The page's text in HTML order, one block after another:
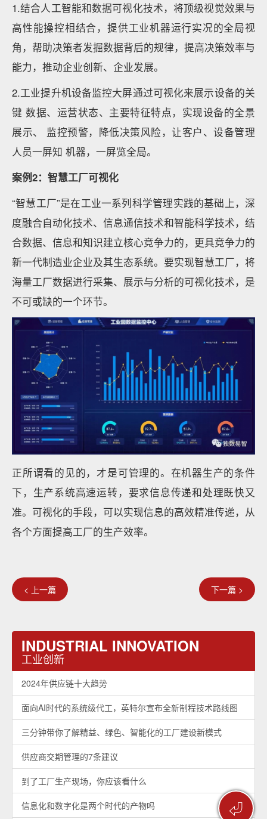
⏎
1.结合人工智能和数据可视化技术，将顶级视觉效果与
高性能操控相结合，提供工业机器运行实况的全局视
角，帮助决策者发掘数据背后的规律，提高决策效率与
能力，推动企业创新、企业发展。
2.工业提升机设备监控⼤屏通过可视化来展示设备的关
键 数据、运营状态、主要特征特点，实现设备的全景
展示、 监控预警，降低决策⻛险，让客户、设备管理
⼈员⼀屏知 机器，⼀屏览全局。
案例2：智慧工厂可视化
“智慧工厂”是在工业一系列科学管理实践的基础上，深
度融合自动化技术、信息通信技术和智能科学技术，结
合数据、信息和知识建立核心竞争力的，更具竞争力的
新一代制造业企业及其生态系统。要实现智慧工厂，将
海量工厂数据进行采集、展示与分析的可视化技术，是
不可或缺的一个环节。
正所谓看的见的，才是可管理的。在机器生产的条件
下，生产系统高速运转，要求信息传递和处理既快又
准。可视化的手段，可以实现信息的高效精准传递，从
各个方面提高工厂的生产效率。
< 上一篇 下一篇 >
INDUSTRIAL INNOVATION
工业创新
2024年供应链十大趋势
面向AI时代的系统级代工，英特尔宣布全新制程技术路线图
三分钟带你了解精益、绿色、智能化的工厂建设新模式
供应商交期管理的7条建议
到了工厂生产现场，你应该看什么
信息化和数字化是两个时代的产物吗